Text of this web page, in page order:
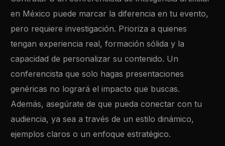
en México puede marcar la diferencia en tu evento,
pero requiere investigación. Prioriza a quienes
tengan experiencia real, formación sólida y la
capacidad de personalizar su contenido. Un
conferencista que solo hagas presentaciones
genéricas no logrará el impacto que buscas.
Además, asegúrate de que pueda conectar con tu
audiencia, ya sea a través de un estilo dinámico,
ejemplos claros o un enfoque estratégico.